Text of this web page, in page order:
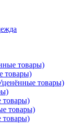
товары)
товары)
товары)
товары)
товары)
товары)